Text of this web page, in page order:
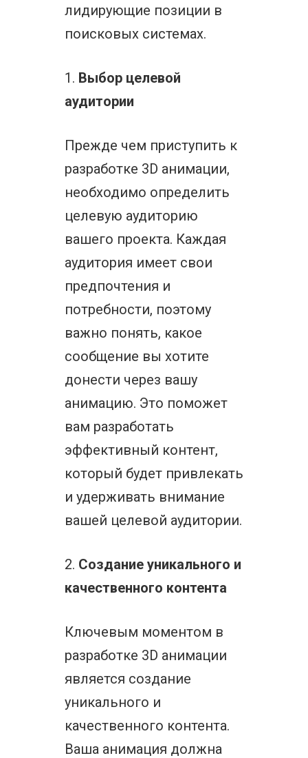
лидирующие позиции в
поисковых системах.
1. Выбор целевой
аудитории
Прежде чем приступить к
разработке 3D анимации,
необходимо определить
целевую аудиторию
вашего проекта. Каждая
аудитория имеет свои
предпочтения и
потребности, поэтому
важно понять, какое
сообщение вы хотите
донести через вашу
анимацию. Это поможет
вам разработать
эффективный контент,
который будет привлекать
и удерживать внимание
вашей целевой аудитории.
2. Создание уникального и
качественного контента
Ключевым моментом в
разработке 3D анимации
является создание
уникального и
качественного контента.
Ваша анимация должна